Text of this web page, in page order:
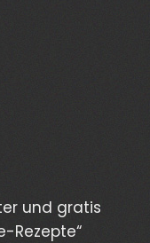
und gratis
Rezepte“